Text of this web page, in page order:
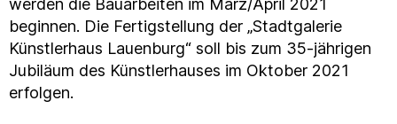
beginnen. Die Fertigstellung der „Stadtgalerie
Künstlerhaus Lauenburg“ soll bis zum 35-jährigen
Jubiläum des Künstlerhauses im Oktober 2021
erfolgen.